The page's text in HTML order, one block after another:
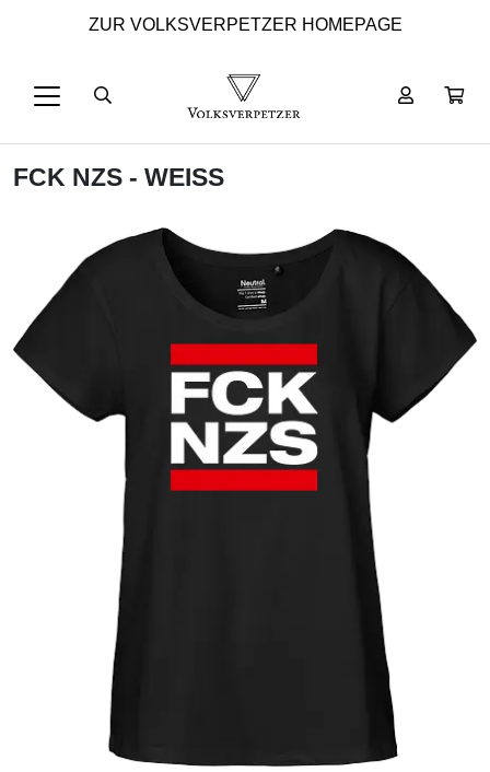
ZUR VOLKSVERPETZER HOMEPAGE
FCK NZS - WEISS